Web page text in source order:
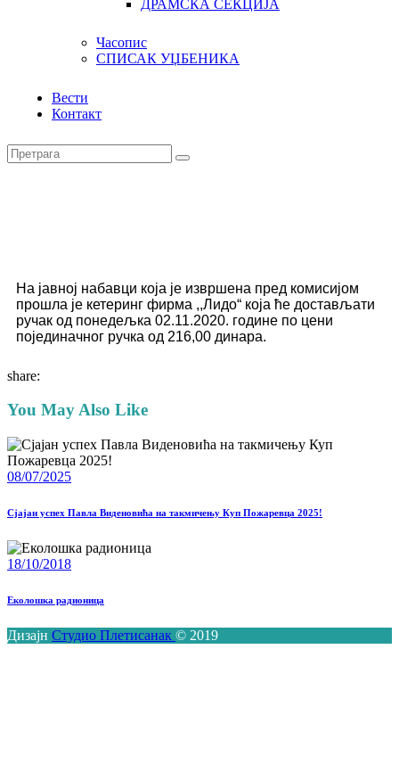
ДРАМСКА СЕКЦИЈА
Часопис
СПИСАК УЏБЕНИКА
Вести
Контакт
На јавној набавци која је извршена пред комисијом
прошла је кетеринг фирма ,,Лидо“ која ће достављати
ручак од понедељка 02.11.2020. године по цени
појединачног ручка од 216,00 динара.
share:
You May Also Like
08/07/2025
Сјајан успех Павла Виденовића на такмичењу Куп Пожаревца 2025!
18/10/2018
Еколошка радионица
Дизајн Студио Плетисанак © 2019